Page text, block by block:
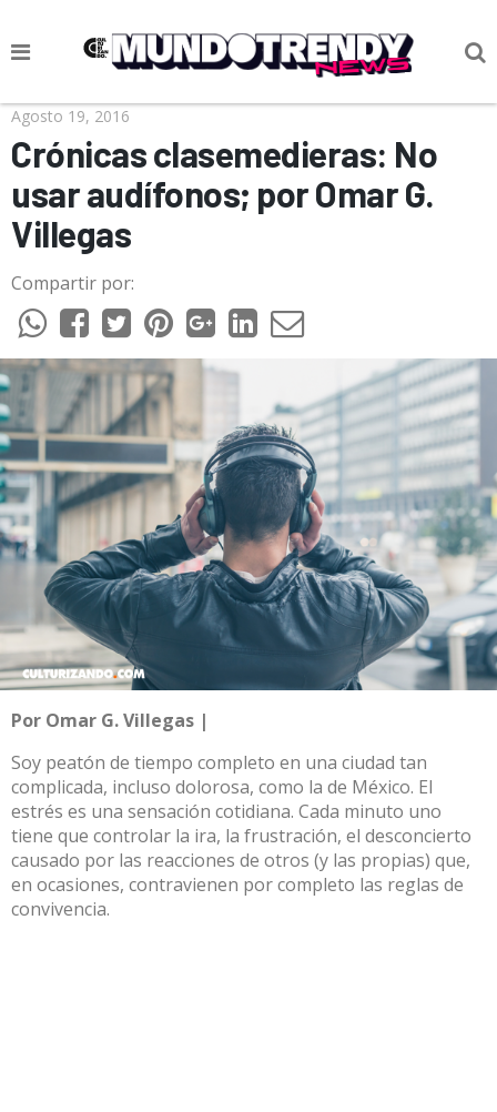
NOTICIAS
CULTURA POP
CIENCIA Y TECNOLOGÍA
VIDA
SOCIEDAD
CULTURIZANDO.COM
Agosto 19, 2016
Crónicas clasemedieras: No
usar audífonos; por Omar G.
Villegas
Compartir por:
Por Omar G. Villegas |
Soy peatón de tiempo completo en una ciudad tan
complicada, incluso dolorosa, como la de México. El
estrés es una sensación cotidiana. Cada minuto uno
tiene que controlar la ira, la frustración, el desconcierto
causado por las reacciones de otros (y las propias) que,
en ocasiones, contravienen por completo las reglas de
convivencia.